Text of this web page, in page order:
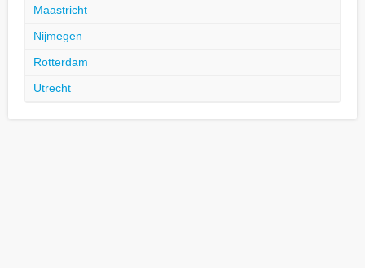
Maastricht
Nijmegen
Rotterdam
Utrecht